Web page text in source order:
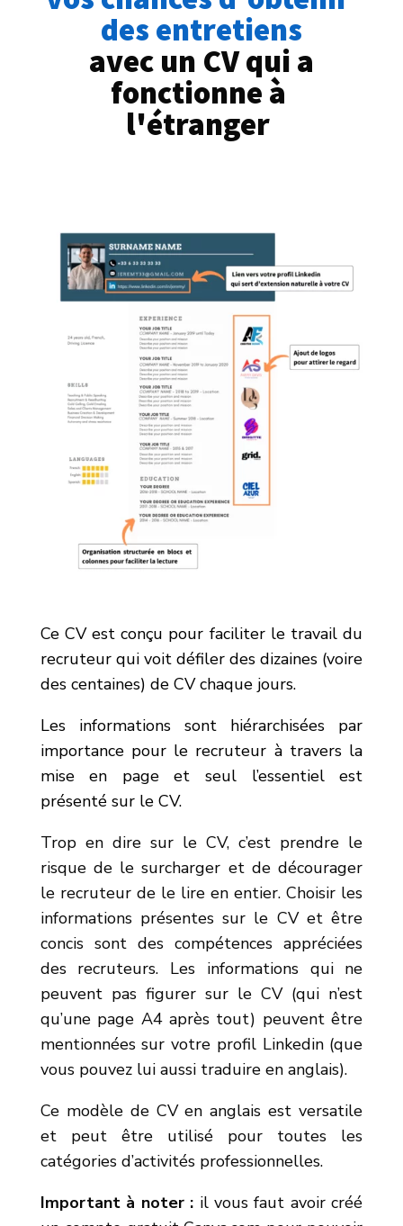
des entretiens
fonctionne à
l'étranger
Ce CV est conçu pour faciliter le travail du
recruteur qui voit défiler des dizaines (voire
des centaines) de CV chaque jours.
Les informations sont hiérarchisées par
importance pour le recruteur à travers la
mise en page et seul l’essentiel est
présenté sur le CV.
Trop en dire sur le CV, c’est prendre le
risque de le surcharger et de décourager
le recruteur de le lire en entier. Choisir les
informations présentes sur le CV et être
concis sont des compétences appréciées
des recruteurs. Les informations qui ne
peuvent pas figurer sur le CV (qui n’est
qu’une page A4 après tout) peuvent être
mentionnées sur votre profil Linkedin (que
vous pouvez lui aussi traduire en anglais).
Ce modèle de CV en anglais est versatile
et peut être utilisé pour toutes les
catégories d’activités professionnelles.
Important à noter : il vous faut avoir créé